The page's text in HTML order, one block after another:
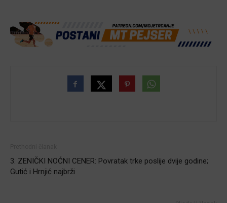
3. ZENIČKI NOĆNI CENER: Povratak trke poslije dvije godine;
Gutić i Hrnjić najbrži